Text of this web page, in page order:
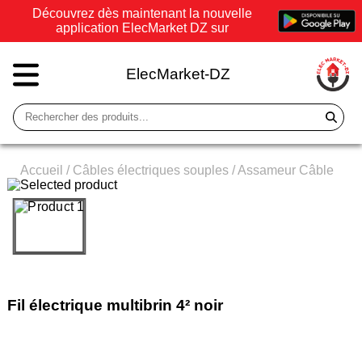
Découvrez dès maintenant la nouvelle
application ElecMarket DZ sur
ElecMarket-DZ
Accueil / Câbles électriques souples/Assameur Câble
Fil électrique multibrin 4² noir